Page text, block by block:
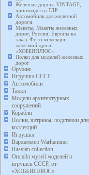
Железная дорога VINTAGE,
производства ГДР.
Автомобили для железной
дороги
Макеты, Макеты железных
дорог, России, Европы на
заказ. Фото коллекции
железной дроги
«ХОББИПЛЮС».
Полки для моделей железных
дорог
Оружие
Игрушки СССР
Автомобили
Танки
Модели архитектурных
сооружений.
Корабли
Полки, витрины, подставки для
коллекций.
Игрушки
Вархаммер Warhammer
Russian collection.
Онлайн музей моделей и
игрушек СССР, от
«ХОББИПЛЮС»